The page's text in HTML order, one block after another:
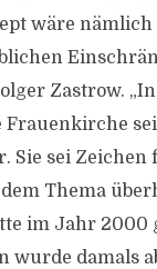
wäre
Zastrow.
Sie sei
Thema
im Jahr 2000
damals